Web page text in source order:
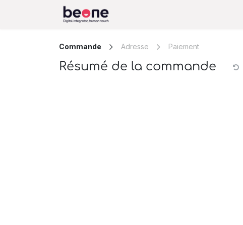
Se rendre au contenu
Commande Adresse Paiement
Résumé de la commande